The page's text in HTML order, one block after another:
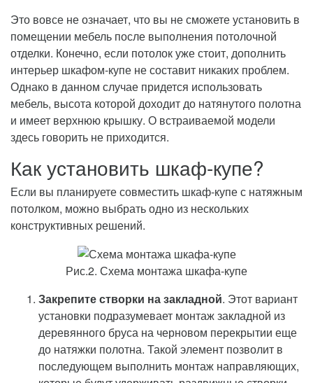
Это вовсе не означает, что вы не сможете установить в
помещении мебель после выполнения потолочной
отделки. Конечно, если потолок уже стоит, дополнить
интерьер шкафом-купе не составит никаких проблем.
Однако в данном случае придется использовать
мебель, высота которой доходит до натянутого полотна
и имеет верхнюю крышку. О встраиваемой модели
здесь говорить не приходится.
Как установить шкаф-купе?
Если вы планируете совместить шкаф-купе с натяжным
потолком, можно выбрать одно из нескольких
конструктивных решений.
Рис.2. Схема монтажа шкафа-купе
Закрепите створки на закладной. Этот вариант
установки подразумевает монтаж закладной из
деревянного бруса на черновом перекрытии еще
до натяжки полотна. Такой элемент позволит в
последующем выполнить монтаж направляющих,